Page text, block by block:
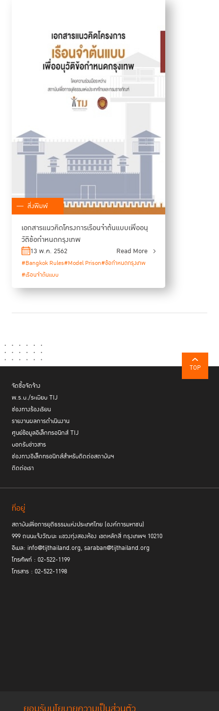
สิ่งพิมพ์
เอกสารแนวคิดโครงการเรือนจำต้นแบบเพื่ออนุ
วัติข้อกำหนดกรุงเทพ
13 พ.ค. 2562 Read More
#Bangkok Rules#Model Prison#ข้อกำหนดกรุงเทพ
#เรือนจำต้นแบบ
TOP
จัดซื้อจัดจ้าง
พ.ร.บ./ระเบียบ TIJ
ช่องทางร้องเรียน
รายงานผลการดำเนินงาน
ศูนย์ข้อมูลอิเล็กทรอนิกส์ TIJ
บอกรับข่าวสาร
ช่องทางอิเล็กทรอนิกส์สำหรับติดต่อสถาบันฯ
ติดต่อเรา
ที่อยู่
สถาบันเพื่อการยุติธรรมแห่งประเทศไทย (องค์การมหาชน)
999 ถนนแจ้งวัฒนะ แขวงทุ่งสองห้อง เขตหลักสี่ กรุงเทพฯ 10210
อีเมล: info@tijthailand.org, saraban@tijthailand.org
โทรศัพท์ : 02-522-1199
โทรสาร : 02-522-1198